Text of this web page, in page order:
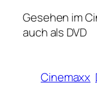
Gesehen im
auch als DVD
Cinemaxx